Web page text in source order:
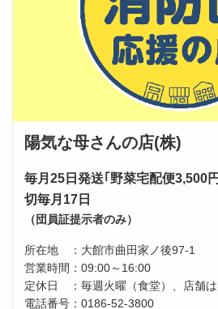
陽気な母さんの店(株)
毎月25日発送｢野菜宅配便3,500
切毎月17日
（団員証提示者のみ）
所在地 ：大館市曲田家ノ後97-1
営業時間：09:00～16:00
定休日 ：毎週火曜（食堂）、店舗
電話番号：0186-52-3800